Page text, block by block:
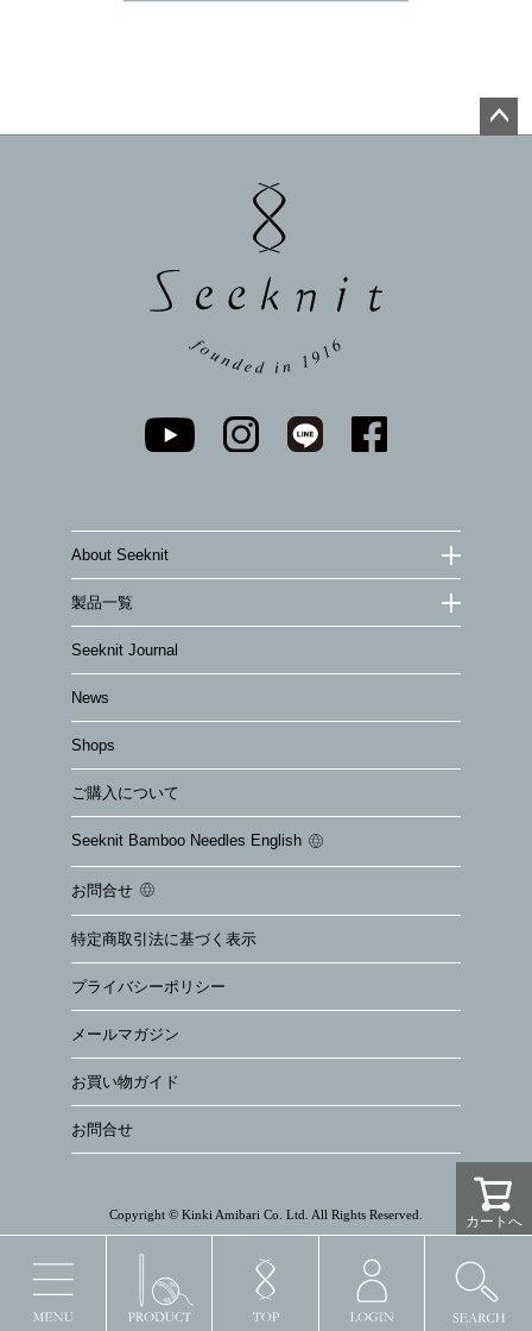
About Seeknit
製品一覧
Seeknit Journal
News
Shops
ご購入について
Seeknit Bamboo Needles English
お問合せ
特定商取引法に基づく表示
プライバシーポリシー
メールマガジン
お買い物ガイド
お問合せ
Copyright © Kinki Amibari Co. Ltd. All Rights Reserved. カートへ